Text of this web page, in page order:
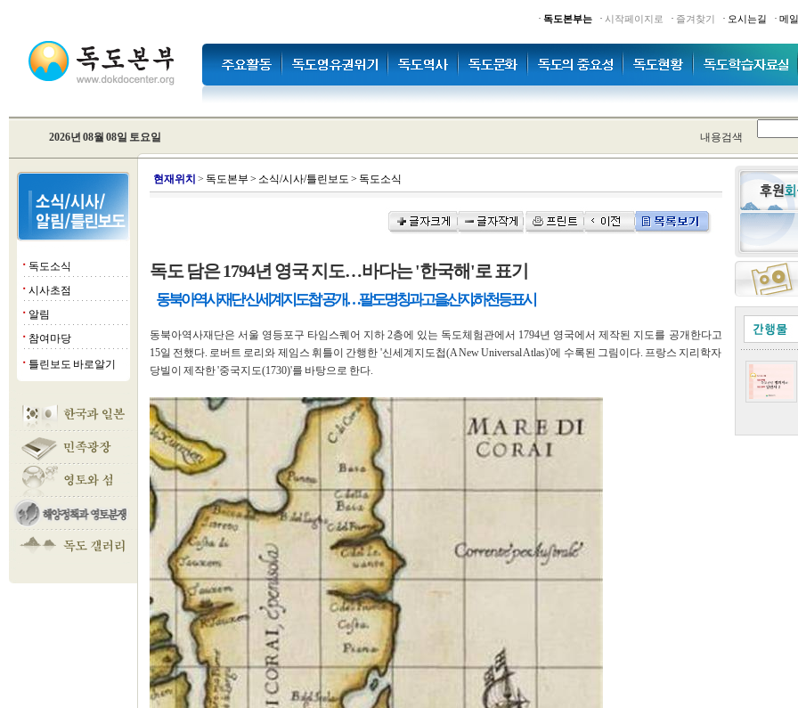
· 독도본부는 · 시작페이지로 · 즐겨찾기 · 오시는길 · 메
2026년 08월 08일 토요일 내용검색
■ 독도소식
■ 시사초점
■ 알림
■ 참여마당
■ 틀린보도 바로알기
현재위치 > 독도본부 > 소식/시사/틀린보도 > 독도소식
독도 담은 1794년 영국 지도…바다는 '한국해'로 표기
동북아역사재단 '신세계지도첩' 공개…팔도 명칭과 고을, 산지, 하천 등 표시
동북아역사재단은 서울 영등포구 타임스퀘어 지하 2층에 있는 독도체험관에서 1794년 영국에서 제작된 지도를 공개한다고
15일 전했다. 로버트 로리와 제임스 휘틀이 간행한 '신세계지도첩(A New Universal Atlas)'에 수록된 그림이다. 프랑스 지리학자
당빌이 제작한 '중국지도(1730)'를 바탕으로 한다.